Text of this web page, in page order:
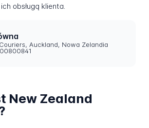
obsługą klienta.
Auckland, Nowa Zelandia
New Zealand